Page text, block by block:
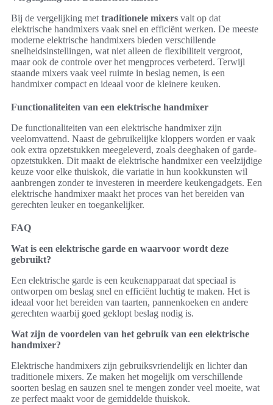
Bij de vergelijking met traditionele mixers valt op dat
elektrische handmixers vaak snel en efficiënt werken. De meeste
moderne elektrische handmixers bieden verschillende
snelheidsinstellingen, wat niet alleen de flexibiliteit vergroot,
maar ook de controle over het mengproces verbeterd. Terwijl
staande mixers vaak veel ruimte in beslag nemen, is een
handmixer compact en ideaal voor de kleinere keuken.
Functionaliteiten van een elektrische handmixer
De functionaliteiten van een elektrische handmixer zijn
veelomvattend. Naast de gebruikelijke kloppers worden er vaak
ook extra opzetstukken meegeleverd, zoals deeghaken of garde-
opzetstukken. Dit maakt de elektrische handmixer een veelzijdige
keuze voor elke thuiskok, die variatie in hun kookkunsten wil
aanbrengen zonder te investeren in meerdere keukengadgets. Een
elektrische handmixer maakt het proces van het bereiden van
gerechten leuker en toegankelijker.
FAQ
Wat is een elektrische garde en waarvoor wordt deze
gebruikt?
Een elektrische garde is een keukenapparaat dat speciaal is
ontworpen om beslag snel en efficiënt luchtig te maken. Het is
ideaal voor het bereiden van taarten, pannenkoeken en andere
gerechten waarbij goed geklopt beslag nodig is.
Wat zijn de voordelen van het gebruik van een elektrische
handmixer?
Elektrische handmixers zijn gebruiksvriendelijk en lichter dan
traditionele mixers. Ze maken het mogelijk om verschillende
soorten beslag en sauzen snel te mengen zonder veel moeite, wat
ze perfect maakt voor de gemiddelde thuiskok.